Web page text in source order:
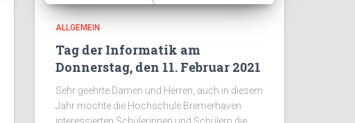
ALLGEMEIN
Tag der Informatik am
Donnerstag, den 11. Februar 2021
Sehr geehrte Damen und Herren, auch in diesem
Jahr möchte die Hochschule Bremerhaven